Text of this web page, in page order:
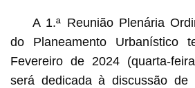
A 1.ª Reunião Plenária
do Planeamento
Fevereiro de 2024 (quarta-
será dedicada à discussão de